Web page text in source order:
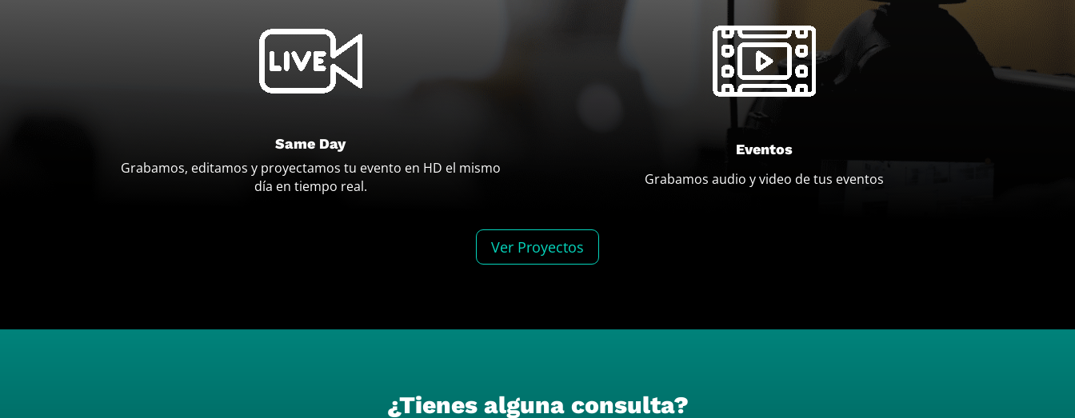
Same Day
Grabamos, editamos y proyectamos tu evento en HD el mismo
día en tiempo real.
Eventos
Grabamos audio y video de tus eventos
Ver Proyectos
¿Tienes alguna consulta?